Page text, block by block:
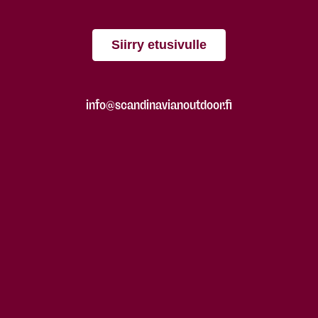
Siirry etusivulle
info@scandinavianoutdoor.fi